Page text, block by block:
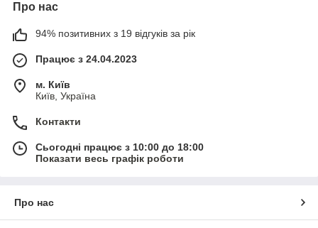
Про нас
94% позитивних з 19 відгуків за рік
Працює з 24.04.2023
м. Київ
Київ, Україна
Контакти
Сьогодні працює з 10:00 до 18:00
Показати весь графік роботи
Про нас